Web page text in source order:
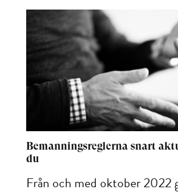
Bemanningsreglerna snart
du
Från och med oktober 2022